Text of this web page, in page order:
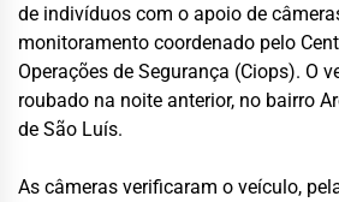
de indivíduos com o apoio de
monitoramento coordenado pelo
Operações de Segurança (Ciops). O
roubado na noite anterior, no bairro
de São Luís.
As câmeras verificaram o veículo,